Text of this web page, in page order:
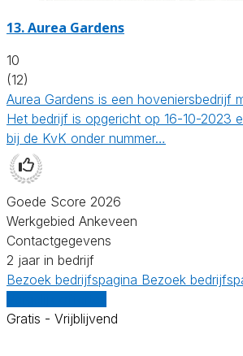
13.Aurea Gardens
10
(12)
Aurea Gardens is een hoveniersbedrijf
Het bedrijf is opgericht op 16-10-2023
bij de KvK onder nummer…
Goede Score 2026
Werkgebied Ankeveen
Contactgegevens
2 jaar in bedrijf
Bezoek bedrijfspagina Bezoek
Gratis - Vrijblijvend